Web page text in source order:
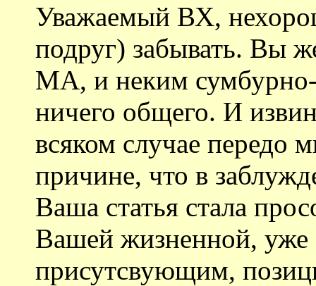
Уважаемый ВХ,
подруг) забывать. Вы
МА, и неким
ничего общего. И
всяком случае передо
причине, что в
Ваша статья стала
Вашей жизненной, уже
присутсвующим,